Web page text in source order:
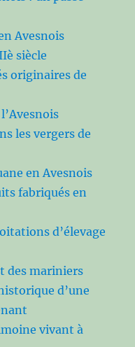
Avesnois
siècle
originaires de
les vergers de
en Avesnois
fabriqués en
d’élevage
des mariniers
d’une
vivant à